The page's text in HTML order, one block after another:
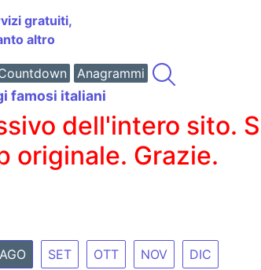
gratuiti,
altro
Anagrammi
famosi italiani
dell'intero sito.
originale. Grazie.
AGO SET OTT NOV DIC